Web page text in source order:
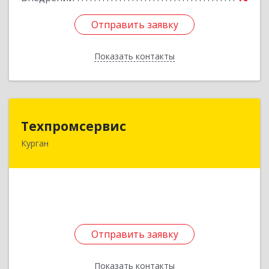
Отправить заявку
Показать контакты
Отправить заявку
Назад
Техпромсервис
Курган
Отправить заявку
Показать контакты
Отправить заявку
Назад